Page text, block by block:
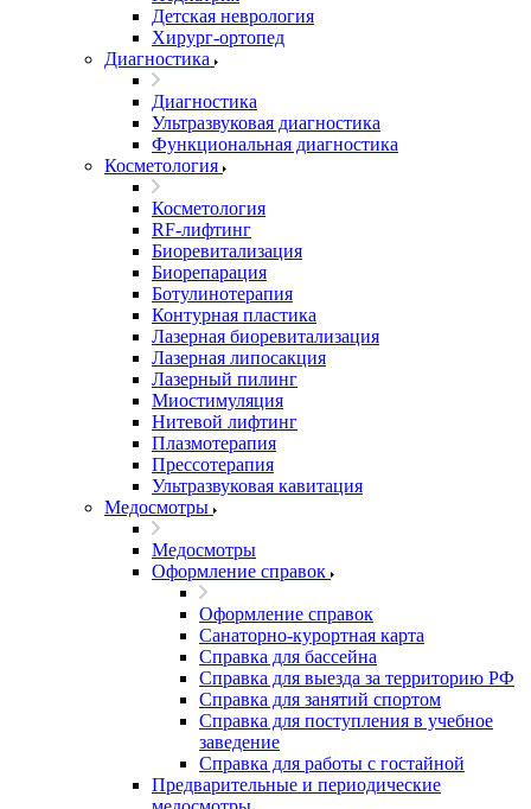
Детская неврология
Хирург-ортопед
Диагностика
Диагностика
Ультразвуковая диагностика
Функциональная диагностика
Косметология
Косметология
RF-лифтинг
Биоревитализация
Биорепарация
Ботулинотерапия
Контурная пластика
Лазерная биоревитализация
Лазерная липосакция
Лазерный пилинг
Миостимуляция
Нитевой лифтинг
Плазмотерапия
Прессотерапия
Ультразвуковая кавитация
Медосмотры
Медосмотры
Оформление справок
Оформление справок
Санаторно-курортная карта
Справка для бассейна
Справка для выезда за территорию РФ
Справка для занятий спортом
Справка для поступления в учебное
заведение
Справка для работы с гостайной
Предварительные и периодические